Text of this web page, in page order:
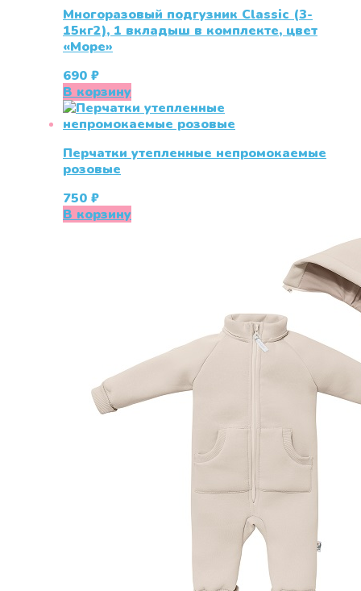
Многоразовый подгузник Classic (3-
15кг2), 1 вкладыш в комплекте, цвет
«Море»
690 ₽
В корзину
Перчатки утепленные непромокаемые
розовые
750 ₽
В корзину